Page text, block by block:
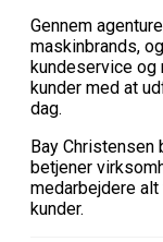
Gennem
maskinbrands,
kundeservice
kunder med at
dag.
Bay
betjener
medarbejdere
kunder.